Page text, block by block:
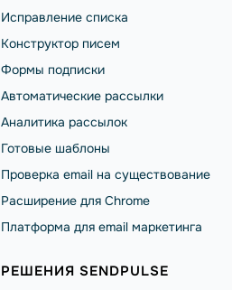
Исправление списка
Конструктор писем
Формы подписки
Автоматические рассылки
Аналитика рассылок
Готовые шаблоны
Проверка email на существование
Расширение для Chrome
Платформа для email маркетинга
РЕШЕНИЯ SENDPULSE